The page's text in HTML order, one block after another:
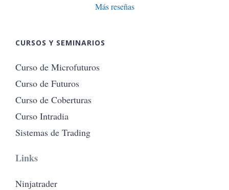
Más reseñas
CURSOS Y SEMINARIOS
Curso de Microfuturos
Curso de Futuros
Curso de Coberturas
Curso Intradia
Sistemas de Trading
Links
Ninjatrader